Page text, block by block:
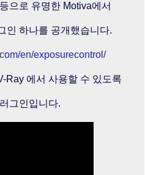
으로 유명한 Motiva에서
인 하나를 공개했습니다.
en/exposurecontrol/
Ray 에서 사용할 수 있도록
그인입니다.